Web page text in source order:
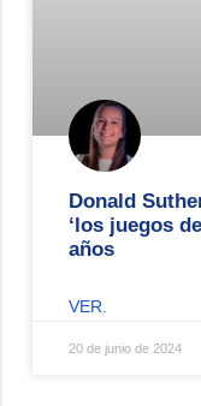
Donald
‘los juegos
años
VER.
20 de junio de 2024